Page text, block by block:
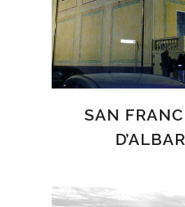
SAN